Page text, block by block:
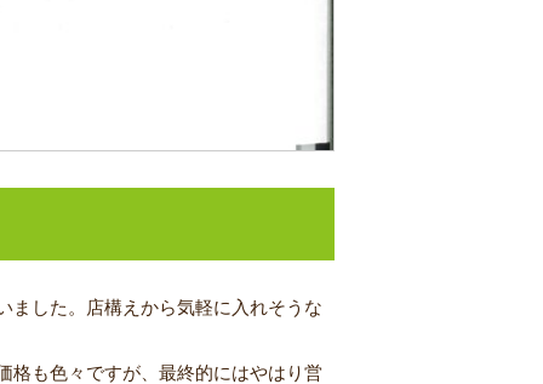
ました。店構えから気軽に入れそうな
格も色々ですが、最終的にはやはり営